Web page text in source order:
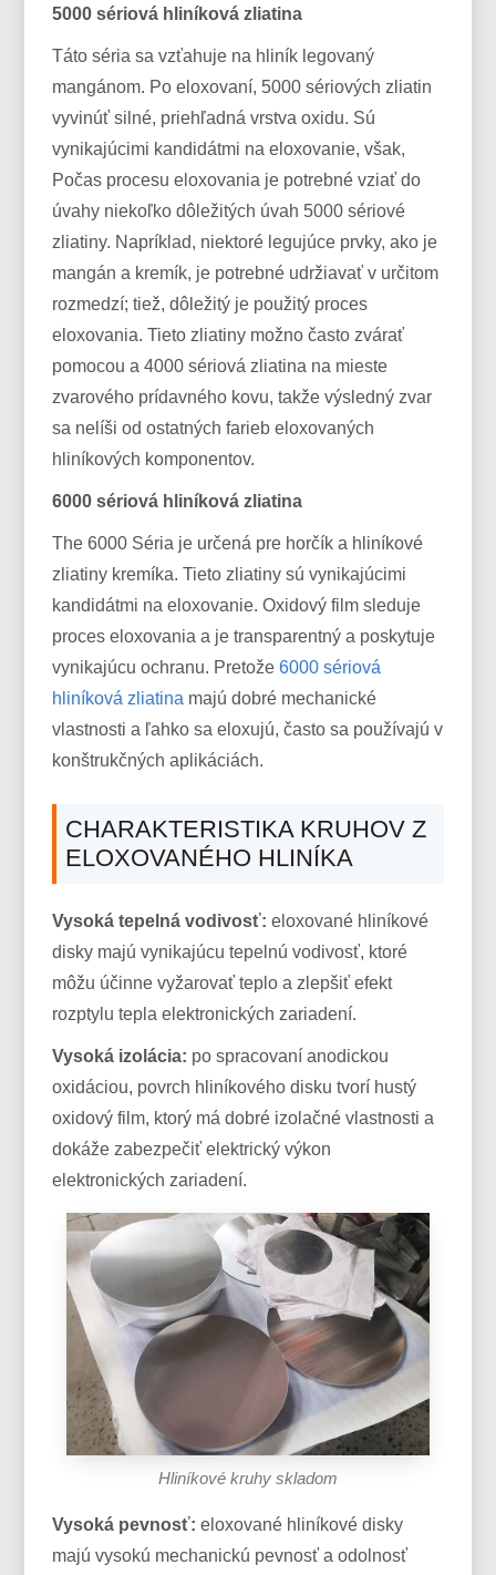
5000 sériová hliníková zliatina
Táto séria sa vzťahuje na hliník legovaný
mangánom. Po eloxovaní, 5000 sériových zliatin
vyvinúť silné, priehľadná vrstva oxidu. Sú
vynikajúcimi kandidátmi na eloxovanie, však,
Počas procesu eloxovania je potrebné vziať do
úvahy niekoľko dôležitých úvah 5000 sériové
zliatiny. Napríklad, niektoré legujúce prvky, ako je
mangán a kremík, je potrebné udržiavať v určitom
rozmedzí; tiež, dôležitý je použitý proces
eloxovania. Tieto zliatiny možno často zvárať
pomocou a 4000 sériová zliatina na mieste
zvarového prídavného kovu, takže výsledný zvar
sa nelíši od ostatných farieb eloxovaných
hliníkových komponentov.
6000 sériová hliníková zliatina
The 6000 Séria je určená pre horčík a hliníkové
zliatiny kremíka. Tieto zliatiny sú vynikajúcimi
kandidátmi na eloxovanie. Oxidový film sleduje
proces eloxovania a je transparentný a poskytuje
vynikajúcu ochranu. Pretože6000 sériová
hliníková zliatina majú dobré mechanické
vlastnosti a ľahko sa eloxujú, často sa používajú v
konštrukčných aplikáciách.
CHARAKTERISTIKA KRUHOV Z
ELOXOVANÉHO HLINÍKA
Vysoká tepelná vodivosť: eloxované hliníkové
disky majú vynikajúcu tepelnú vodivosť, ktoré
môžu účinne vyžarovať teplo a zlepšiť efekt
rozptylu tepla elektronických zariadení.
Vysoká izolácia: po spracovaní anodickou
oxidáciou, povrch hliníkového disku tvorí hustý
oxidový film, ktorý má dobré izolačné vlastnosti a
dokáže zabezpečiť elektrický výkon
elektronických zariadení.
Hliníkové kruhy skladom
Vysoká pevnosť: eloxované hliníkové disky
majú vysokú mechanickú pevnosť a odolnosť